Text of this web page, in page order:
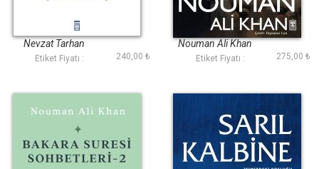
Akıldan Kalbe
Yolculuk
Nevzat Tarhan
Etiket Fiyatı : 240,00 ₺
Dirilt Kalbini
Nouman Ali Khan
Etiket Fiyatı : 275,00 ₺